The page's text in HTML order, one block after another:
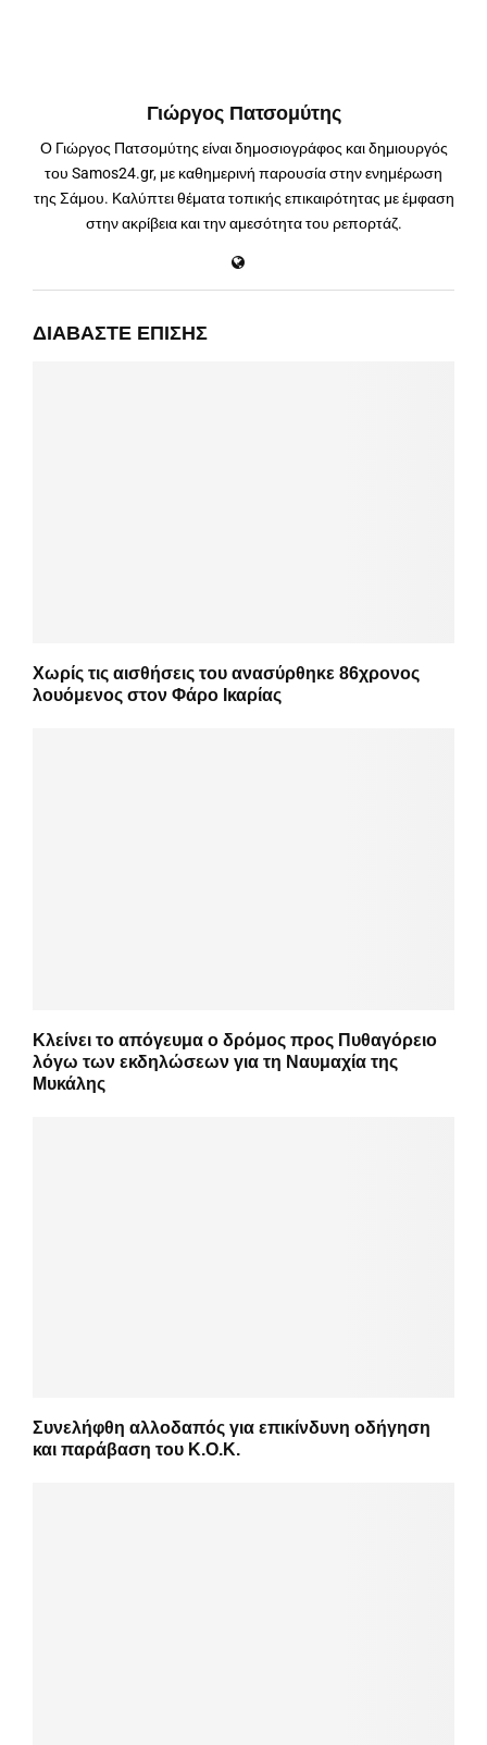
Γιώργος Πατσομύτης
Ο Γιώργος Πατσομύτης είναι δημοσιογράφος και δημιουργός
του Samos24.gr, με καθημερινή παρουσία στην ενημέρωση
της Σάμου. Καλύπτει θέματα τοπικής επικαιρότητας με έμφαση
στην ακρίβεια και την αμεσότητα του ρεπορτάζ.
ΔΙΑΒΆΣΤΕ ΕΠΊΣΗΣ
Χωρίς τις αισθήσεις του ανασύρθηκε 86χρονος
λουόμενος στον Φάρο Ικαρίας
Κλείνει το απόγευμα ο δρόμος προς Πυθαγόρειο
λόγω των εκδηλώσεων για τη Ναυμαχία της
Μυκάλης
Συνελήφθη αλλοδαπός για επικίνδυνη οδήγηση
και παράβαση του Κ.Ο.Κ.